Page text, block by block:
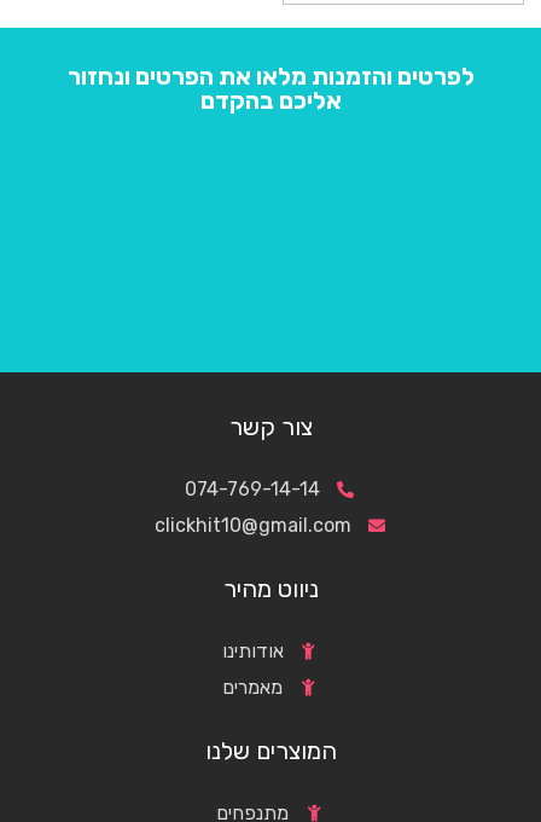
לפרטים והזמנות מלאו את הפרטים ונחזור
אליכם בהקדם
צור קשר
074-769-14-14
clickhit10@gmail.com
ניווט מהיר
אודותינו
מאמרים
המוצרים שלנו
מתנפחים